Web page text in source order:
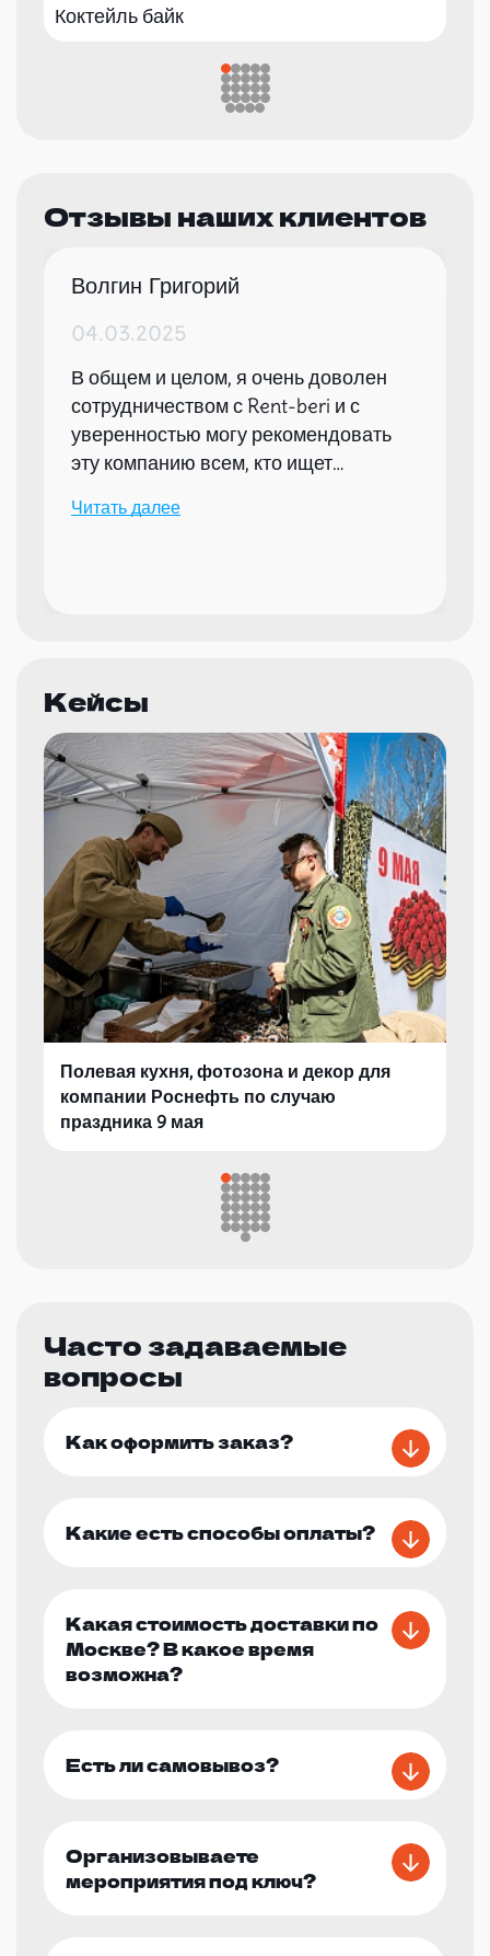
Коктейль байк
Отзывы наших клиентов
Волгин Григорий
04.03.2025
В общем и целом, я очень доволен
сотрудничеством с Rent-beri и с
уверенностью могу рекомендовать
эту компанию всем, кто ищет
мероприятий.
Читать далее
Кейсы
Полевая кухня, фотозона и декор для
компании Роснефть по случаю
праздника 9 мая
Часто задаваемые
вопросы
Как оформить заказ?
Какие есть способы оплаты?
Какая стоимость доставки по
Москве? В какое время
возможна?
Есть ли самовывоз?
Организовываете
мероприятия под ключ?